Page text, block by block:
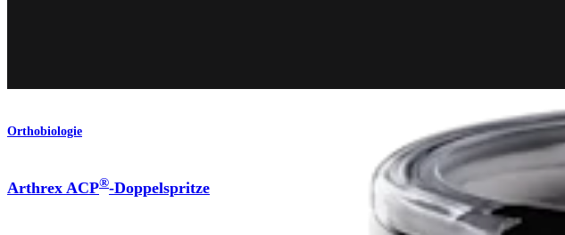
Orthobiologie
Arthrex ACP®-Doppelspritze